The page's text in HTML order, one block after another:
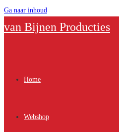
Ga naar inhoud
van Bijnen Producties
Home
Webshop